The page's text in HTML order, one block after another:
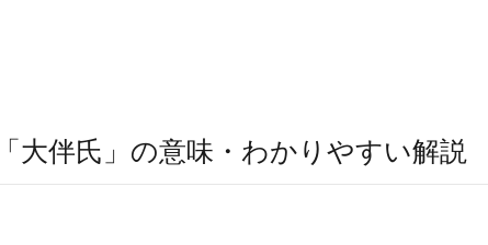
「大伴氏」の意味・わかりやすい解説